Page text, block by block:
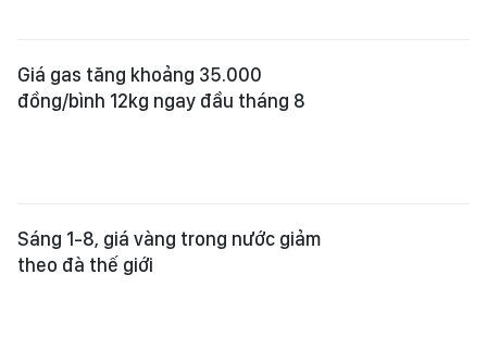
Giá gas tăng khoảng 35.000
đồng/bình 12kg ngay đầu tháng 8
Sáng 1-8, giá vàng trong nước giảm
theo đà thế giới